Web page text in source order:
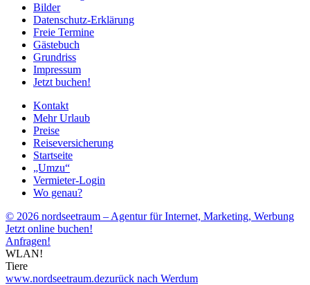
Bilder
Datenschutz-Erklärung
Freie Termine
Gästebuch
Grundriss
Impressum
Jetzt buchen!
Kontakt
Mehr Urlaub
Preise
Reiseversicherung
Startseite
„Umzu“
Vermieter-Login
Wo genau?
© 2026 nordseetraum – Agentur für Internet, Marketing, Werbung
Jetzt online buchen!
Anfragen!
WLAN!
Tiere
www.nordseetraum.dezurück nach Werdum